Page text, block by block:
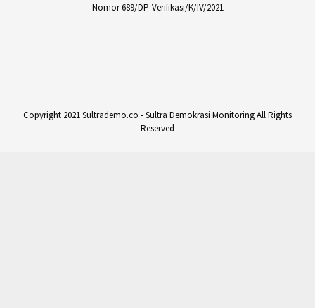
Nomor 689/DP-Verifikasi/K/IV/2021
Copyright 2021 Sultrademo.co - Sultra Demokrasi Monitoring All Rights
Reserved